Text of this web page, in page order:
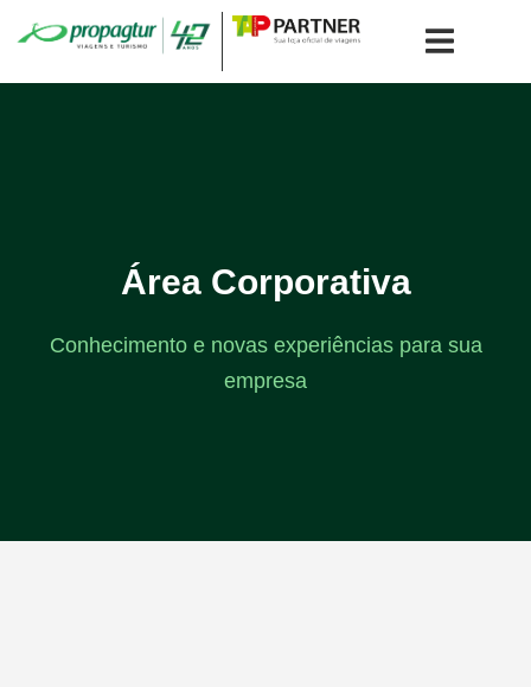
Área Corporativa
Conhecimento e novas experiências para sua
empresa